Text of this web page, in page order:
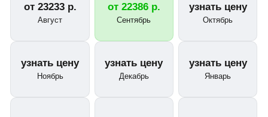
от 23233р.
Август
от 22386р.
Сентябрь
узнать цену
Октябрь
узнать цену
Ноябрь
узнать цену
Декабрь
узнать цену
Январь